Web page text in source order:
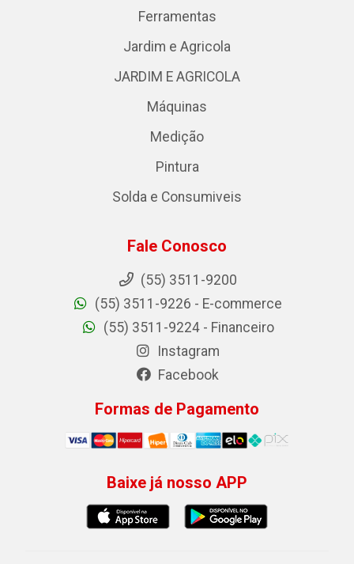
Ferramentas
Jardim e Agricola
JARDIM E AGRICOLA
Máquinas
Medição
Pintura
Solda e Consumiveis
Fale Conosco
(55) 3511-9200
(55) 3511-9226 - E-commerce
(55) 3511-9224 - Financeiro
Instagram
Facebook
Formas de Pagamento
Baixe já nosso APP